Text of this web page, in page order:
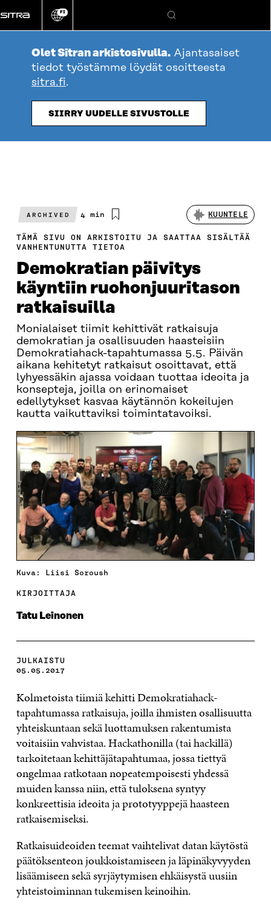
suoraan
sisältöön
Vaihda
kieli
FI
Hae
Olet Sitran arkistosivulla. Ajantasaiset
tiedot työstämme löydät osoitteesta
sitra.fi.
SIIRRY UUDELLE SIVUSTOLLE
ARCHIVED
Arvioitu
4 min KUUNTELE
TÄMÄ SIVU ON ARKISTOITU JA SAATTAA SISÄLTÄÄ
VANHENTUNUTTA TIETOA
Demokratian päivitys
käyntiin ruohonjuuritason
ratkaisuilla
Monialaiset tiimit kehittivät ratkaisuja
demokratian ja osallisuuden haasteisiin
Demokratiahack-tapahtumassa 5.5. Päivän
aikana kehitetyt ratkaisut osoittavat, että
lyhyessäkin ajassa voidaan tuottaa ideoita ja
konsepteja, joilla on erinomaiset
edellytykset kasvaa käytännön kokeilujen
kautta vaikuttaviksi toimintatavoiksi.
Kuva: Liisi Soroush
KIRJOITTAJA
Tatu Leinonen
JULKAISTU
05.05.2017
Kolmetoista tiimiä kehitti Demokratiahack-
tapahtumassa ratkaisuja, joilla ihmisten osallisuutta
yhteiskuntaan sekä luottamuksen rakentumista
voitaisiin vahvistaa. Hackathonilla (tai hackillä)
tarkoitetaan kehittäjätapahtumaa, jossa tiettyä
ongelmaa ratkotaan nopeatempoisesti yhdessä
muiden kanssa niin, että tuloksena syntyy
konkreettisia ideoita ja prototyyppejä haasteen
ratkaisemiseksi.
Ratkaisuideoiden teemat vaihtelivat datan käytöstä
päätöksenteon joukkoistamiseen ja läpinäkyvyyden
lisäämiseen sekä syrjäytymisen ehkäisystä uusiin
yhteistoiminnan tukemisen keinoihin.